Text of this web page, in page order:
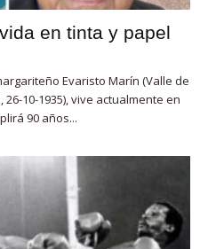
en tinta y papel
Evaristo Marín (Valle de
10-1935), vive actualmente en
90 años...